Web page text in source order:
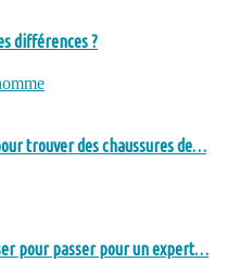
différences ?
trouver des chaussures de…
pour passer pour un expert…